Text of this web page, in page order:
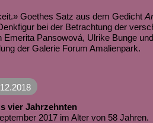
Goethes Satz aus dem Gedicht
bei der Betrachtung der
Emerita Pansowová, Ulrike Bunge
der Galerie Forum Amalienpark.
vier Jahrzehnten
2017 im Alter von 58 Jahren.